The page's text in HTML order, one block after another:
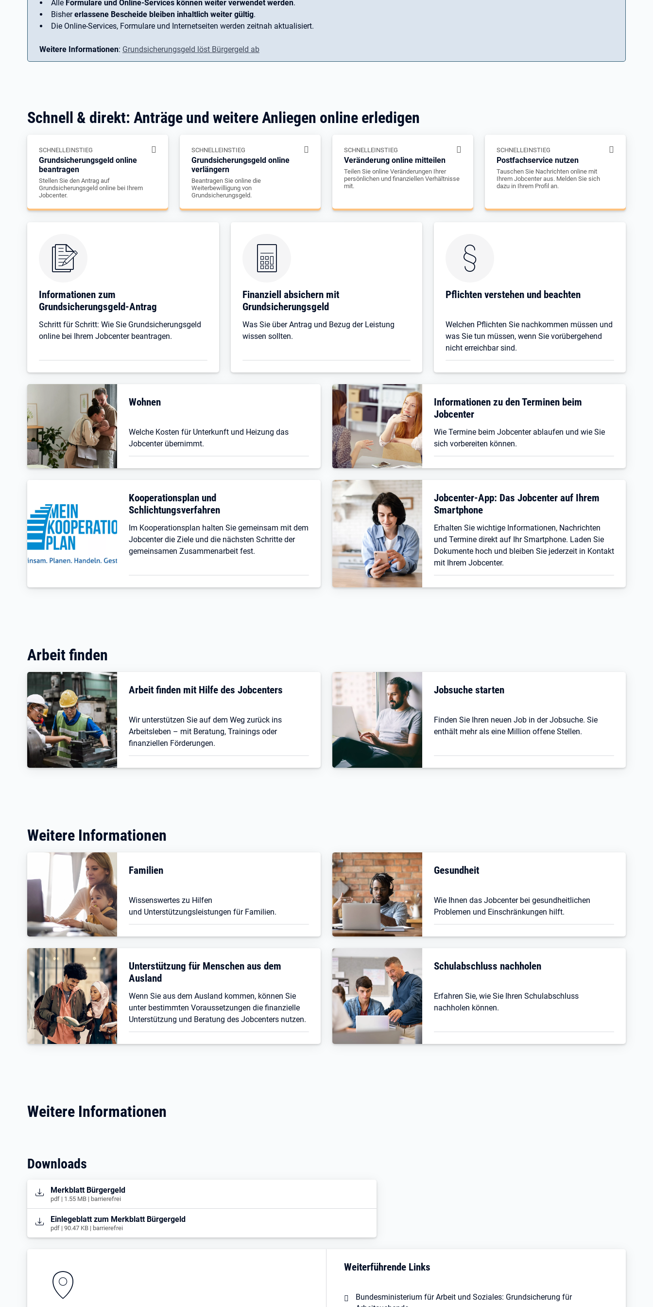
Alle Formulare und Online-Services können weiter verwendet werden.
Bishererlassene Bescheide bleiben inhaltlich weiter gültig.
Die Online-Services, Formulare und Internetseiten werden zeitnah aktualisiert.
Weitere Informationen: Grundsicherungsgeld löst Bürgergeld ab
Schnell & direkt: Anträge und weitere Anliegen online erledigen
SCHNELLEINSTIEG
Grundsicherungsgeld online
beantragen
Stellen Sie den Antrag auf
Grundsicherungsgeld online bei Ihrem
Jobcenter.
SCHNELLEINSTIEG
Grundsicherungsgeld online
verlängern
Beantragen Sie online die
Weiterbewilligung von
Grundsicherungsgeld.
SCHNELLEINSTIEG
Veränderung online mitteilen
Teilen Sie online Veränderungen Ihrer
persönlichen und finanziellen Verhältnisse
mit.
SCHNELLEINSTIEG
Postfachservice nutzen
Tauschen Sie Nachrichten online mit
Ihrem Jobcenter aus. Melden Sie sich
dazu in Ihrem Profil an.
Informationen zum
Grundsicherungsgeld-Antrag
Schritt für Schritt: Wie Sie Grundsicherungsgeld
online bei Ihrem Jobcenter beantragen.
Finanziell absichern mit
Grundsicherungsgeld
Was Sie über Antrag und Bezug der Leistung
wissen sollten.
Pflichten verstehen und beachten
Welchen Pflichten Sie nachkommen müssen und
was Sie tun müssen, wenn Sie vorübergehend
nicht erreichbar sind.
Wohnen
Welche Kosten für Unterkunft und Heizung das
Jobcenter übernimmt.
Informationen zu den Terminen beim
Jobcenter
Wie Termine beim Jobcenter ablaufen und wie Sie
sich vorbereiten können.
Kooperationsplan und
Schlichtungsverfahren
Im Kooperationsplan halten Sie gemeinsam mit dem
Jobcenter die Ziele und die nächsten Schritte der
gemeinsamen Zusammenarbeit fest.
Jobcenter-App: Das Jobcenter auf Ihrem
Smartphone
Erhalten Sie wichtige Informationen, Nachrichten
und Termine direkt auf Ihr Smartphone. Laden Sie
Dokumente hoch und bleiben Sie jederzeit in Kontakt
mit Ihrem Jobcenter.
Arbeit finden
Arbeit finden mit Hilfe des Jobcenters
Wir unterstützen Sie auf dem Weg zurück ins
Arbeitsleben – mit Beratung, Trainings oder
finanziellen Förderungen.
Jobsuche starten
Finden Sie Ihren neuen Job in der Jobsuche. Sie
enthält mehr als eine Million offene Stellen.
Weitere Informationen
Familien
Wissenswertes zu Hilfen
und Unterstützungsleistungen für Familien.
Gesundheit
Wie Ihnen das Jobcenter bei gesundheitlichen
Problemen und Einschränkungen hilft.
Unterstützung für Menschen aus dem
Ausland
Wenn Sie aus dem Ausland kommen, können Sie
unter bestimmten Voraussetzungen die finanzielle
Unterstützung und Beratung des Jobcenters nutzen.
Schulabschluss nachholen
Erfahren Sie, wie Sie Ihren Schulabschluss
nachholen können.
Weitere Informationen
Downloads
Öffnet in neuem Tab
Merkblatt Bürgergeld
pdf | 1.55 MB | barrierefrei
Öffnet in neuem Tab
Einlegeblatt zum Merkblatt Bürgergeld
pdf | 90.47 KB | barrierefrei
Weiterführende Links
Bundesministerium für Arbeit und Soziales: Grundsicherung für